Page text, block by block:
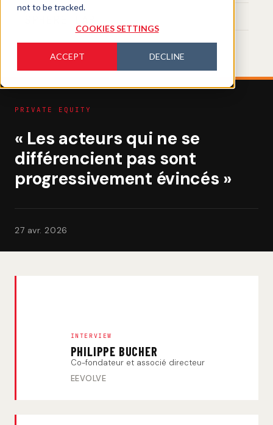
not to be tracked.
COOKIES SETTINGS
ACCEPT DECLINE
PRIVATE EQUITY
« Les acteurs qui ne se
différencient pas sont
progressivement évincés »
27 avr. 2026
INTERVIEW
PHILIPPE BUCHER
Co-fondateur et associé directeur
EEVOLVE